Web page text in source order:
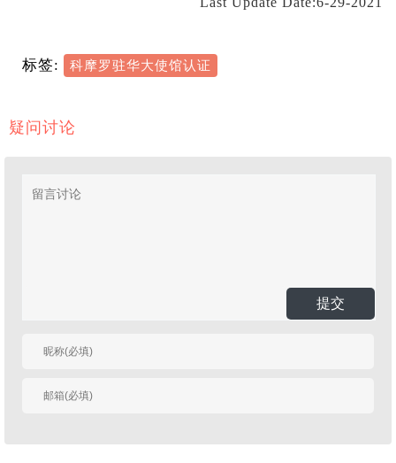
标签: 科摩罗驻华大使馆认证
疑问讨论
有人回复时邮件通知
提交